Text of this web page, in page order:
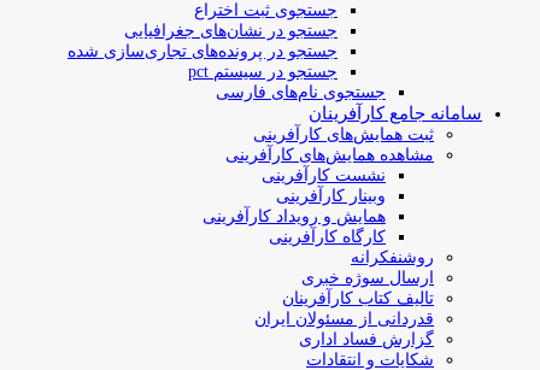
جستجوی ثبت اختراع
جستجو در نشان‌های جغرافیایی
جستجو در پرونده‌های تجاری‌سازی شده
جستجو در سیستم pct
جستجوی نام‌های فارسی
سامانه جامع کارآفرینان
ثبت همایش‌های کارآفرینی
مشاهده همایش‌های کارآفرینی
نشست کارآفرینی
وبینار کارآفرینی
همایش و رویداد کارآفرینی
کارگاه کارآفرینی
روشنفکرانه
ارسال سوژه‌ خبری
تالیف کتاب کارآفرینان
قدردانی از مسئولان ایران
گزارش فساد اداری
شکایات و انتقادات